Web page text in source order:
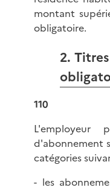
montant
obligatoire.
2.
110
d'abonnement
catégories
- les